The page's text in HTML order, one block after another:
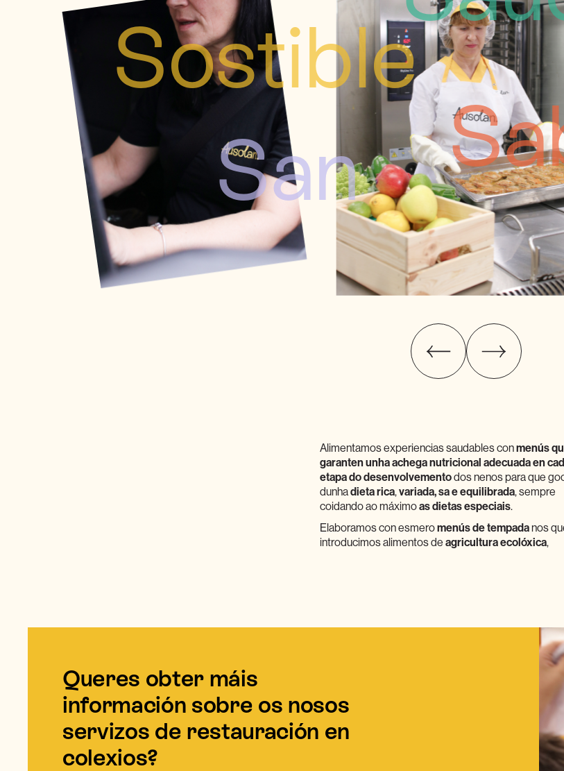
Sostible
San
Alimentamos experiencias saudables conmenús
garanten unha achega nutricional adecuada en
etapa do desenvolvementodos nenos para que
dunhadieta rica,variada, sa e equilibrada, sempre
coidando ao máximoas dietas especiais.
Elaboramos con esmeromenús de tempadanos
introducimos alimentos deagricultura ecolóxica,
Queres obter máis
información sobre os nosos
servizos de restauración en
colexios?